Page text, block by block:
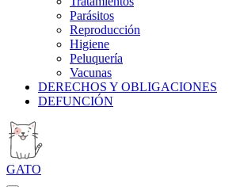
Parásitos
Reproducción
Higiene
Peluquería
Vacunas
DERECHOS Y OBLIGACIONES
DEFUNCIÓN
GATO